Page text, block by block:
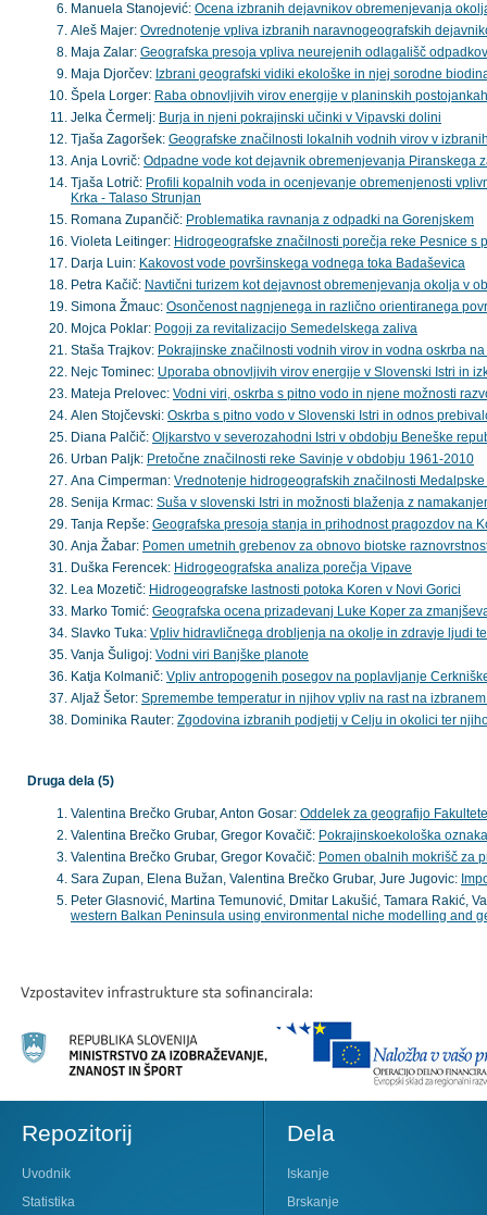
Manuela Stanojević: Ocena izbranih dejavnikov obremenjevanja
Aleš Majer: Ovrednotenje vpliva izbranih naravnogeografskih
Maja Zalar: Geografska presoja vpliva neurejenih odlagališč
Maja Djorčev: Izbrani geografski vidiki ekološke in njej sorodne
Špela Lorger: Raba obnovljivih virov energije v planinskih
Jelka Čermelj: Burja in njeni pokrajinski učinki v Vipavski dolini
Tjaša Zagoršek: Geografske značilnosti lokalnih vodnih virov v
Anja Lovrič: Odpadne vode kot dejavnik obremenjevanja Piranskega
Tjaša Lotrič: Profili kopalnih voda in ocenjevanje obremenjenosti
Krka - Talaso Strunjan
Romana Zupančič: Problematika ravnanja z odpadki na Gorenjskem
Violeta Leitinger: Hidrogeografske značilnosti porečja reke Pesnice
Darja Luin: Kakovost vode površinskega vodnega toka Badaševica
Petra Kačič: Navtični turizem kot dejavnost obremenjevanja okolja v
Simona Žmauc: Osončenost nagnjenega in različno orientiranega
Mojca Poklar: Pogoji za revitalizacijo Semedelskega zaliva
Staša Trajkov: Pokrajinske značilnosti vodnih virov in vodna oskrba
Nejc Tominec: Uporaba obnovljivih virov energije v Slovenski Istri in
Mateja Prelovec: Vodni viri, oskrba s pitno vodo in njene možnosti
Alen Stojčevski: Oskrba s pitno vodo v Slovenski Istri in odnos
Diana Palčič: Oljkarstvo v severozahodni Istri v obdobju Beneške
Urban Paljk: Pretočne značilnosti reke Savinje v obdobju 1961-2010
Ana Cimperman: Vrednotenje hidrogeografskih značilnosti
Senija Krmac: Suša v slovenski Istri in možnosti blaženja z
Tanja Repše: Geografska presoja stanja in prihodnost pragozdov na
Anja Žabar: Pomen umetnih grebenov za obnovo biotske
Duška Ferencek: Hidrogeografska analiza porečja Vipave
Lea Mozetič: Hidrogeografske lastnosti potoka Koren v Novi Gorici
Marko Tomić: Geografska ocena prizadevanj Luke Koper za
Slavko Tuka: Vpliv hidravličnega drobljenja na okolje in zdravje ljudi
Vanja Šuligoj: Vodni viri Banjške planote
Katja Kolmanič: Vpliv antropogenih posegov na poplavljanje
Aljaž Šetor: Spremembe temperatur in njihov vpliv na rast na
Dominika Rauter: Zgodovina izbranih podjetij v Celju in okolici ter
Druga dela (5)
Valentina Brečko Grubar, Anton Gosar: Oddelek za geografijo
Valentina Brečko Grubar, Gregor Kovačič: Pokrajinskoekološka
Valentina Brečko Grubar, Gregor Kovačič: Pomen obalnih mokrišč za
Sara Zupan, Elena Bužan, Valentina Brečko Grubar, Jure Jugovic:
Peter Glasnović, Martina Temunović, Dmitar Lakušić, Tamara Rakić,
western Balkan Peninsula using environmental niche modelling and
Repozitorij
Uvodnik
Statistika
Dela
Iskanje
Brskanje